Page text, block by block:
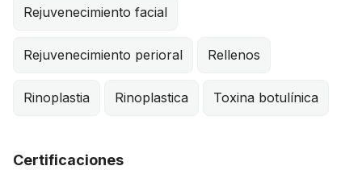
Rejuvenecimiento facial
Rejuvenecimiento perioral Rellenos
Rinoplastia Rinoplastica Toxina botulínica
Certificaciones